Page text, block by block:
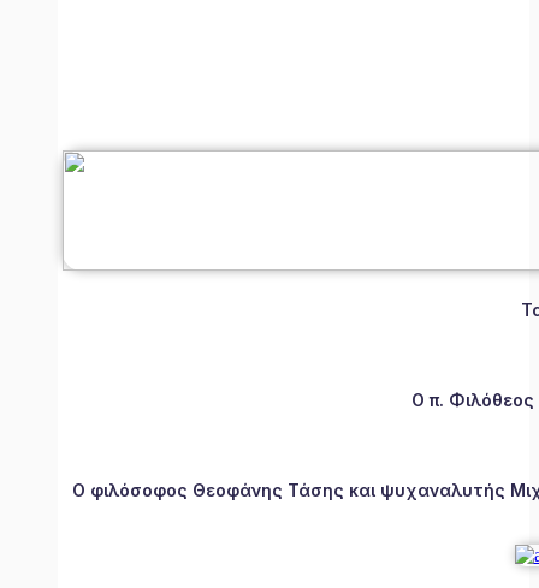
Ο π.
Ο φιλόσοφος Θεοφάνης Τάσης και ψυχαναλυτής